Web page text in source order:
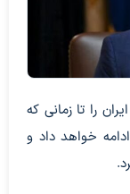
را تا زمانی که
خواهد داد و